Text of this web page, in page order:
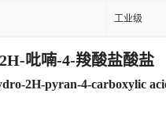
工业级
吡喃-4-羧酸盐酸盐
2H-pyran-4-carboxylic